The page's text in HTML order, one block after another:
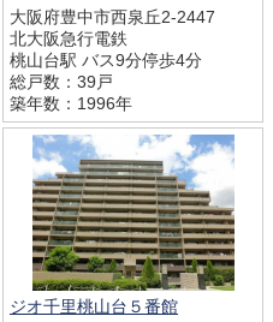
大阪府豊中市西泉丘2-2447
北大阪急行電鉄
桃山台駅 バス9分停歩4分
総戸数：39戸
築年数：1996年
ジオ千里桃山台５番館